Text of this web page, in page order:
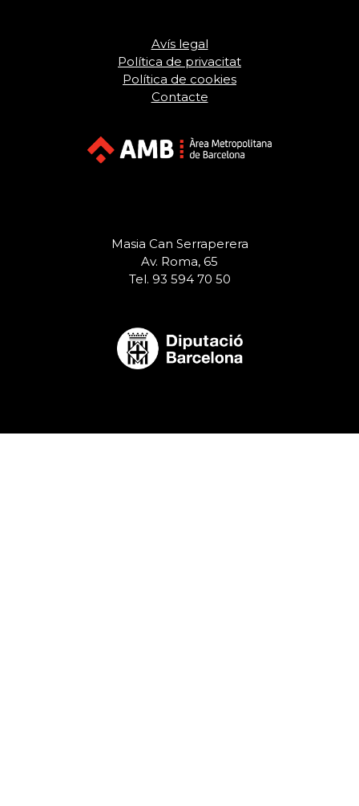
Avís legal
Política de privacitat
Política de cookies
Contacte
Masia Can Serraperera
Av. Roma, 65
Tel. 93 594 70 50